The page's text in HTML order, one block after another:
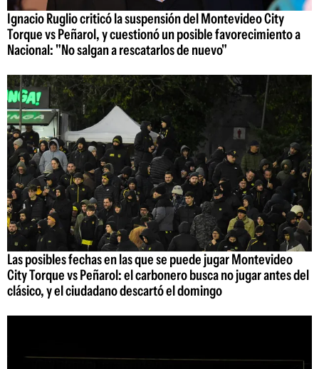
Ignacio Ruglio criticó la suspensión del Montevideo City
Torque vs Peñarol, y cuestionó un posible favorecimiento a
Nacional: "No salgan a rescatarlos de nuevo"
Las posibles fechas en las que se puede jugar Montevideo
City Torque vs Peñarol: el carbonero busca no jugar antes del
clásico, y el ciudadano descartó el domingo